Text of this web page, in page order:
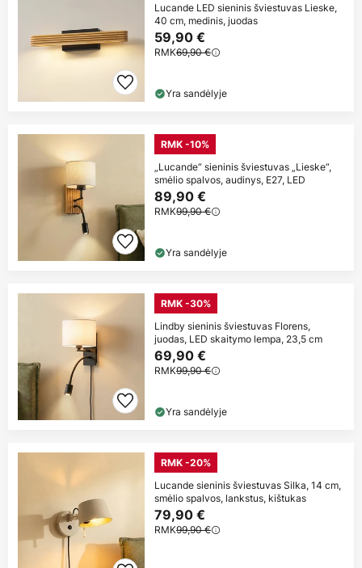
Lucande LED sieninis šviestuvas Lieske,
40 cm, medinis, juodas
59,90 €
RMK69,90 €
Yra sandėlyje
RMK -10%
„Lucande“ sieninis šviestuvas „Lieske“,
smėlio spalvos, audinys, E27, LED
89,90 €
RMK99,90 €
Yra sandėlyje
RMK -30%
Lindby sieninis šviestuvas Florens,
juodas, LED skaitymo lempa, 23,5 cm
69,90 €
RMK99,90 €
Yra sandėlyje
RMK -20%
Lucande sieninis šviestuvas Silka, 14 cm,
smėlio spalvos, lankstus, kištukas
79,90 €
RMK99,90 €